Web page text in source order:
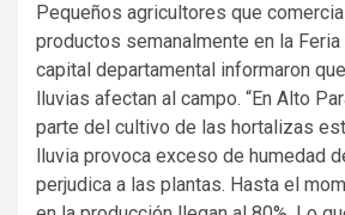
Pequeños agricultores que
productos semanalmente en la
capital departamental informaron
lluvias afectan al campo. “En Alto
parte del cultivo de las hortalizas
lluvia provoca exceso de humedad
perjudica a las plantas. Hasta el